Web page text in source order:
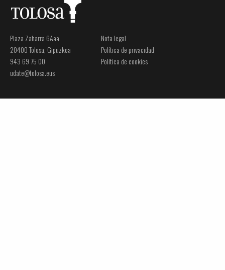
Plaza Zaharra 6Aaa
20400 Tolosa, Gipuzkoa
943 69 75 00
udate@tolosa.eus
Nota legal
Política de privacidad
Política de cookies